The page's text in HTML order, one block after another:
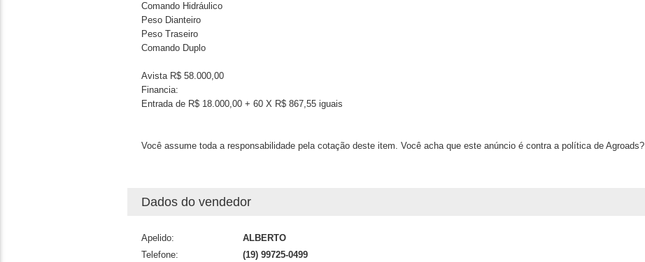
Comando Hidráulico
Peso Dianteiro
Peso Traseiro
Comando Duplo
Avista R$ 58.000,00
Financia:
Entrada de R$ 18.000,00 + 60 X R$ 867,55 iguais
Você assume toda a responsabilidade pela cotação deste item. Você acha que este anúncio é contra a política de Agroads?
Dados do vendedor
Apelido:
ALBERTO
Telefone:
(19) 99725-0499